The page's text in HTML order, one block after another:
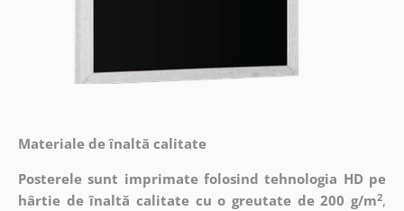
Materiale de înaltă calitate
Posterele sunt imprimate folosind tehnologia HD pe
hârtie de înaltă calitate cu o greutate de 200 g/m2,